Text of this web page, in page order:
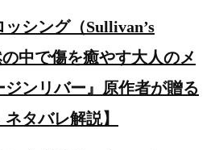
ッシング（Sullivan’s
中で傷を癒やす大人のメ
ジンリバー』原作者が贈る
タバレ解説】